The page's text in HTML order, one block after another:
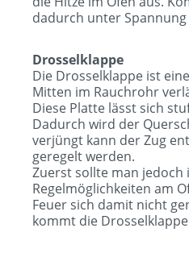
dadurch unter Spannung
Drosselklappe
Die Drosselklappe ist
Mitten im Rauchrohr
Diese Platte lässt sich
Dadurch wird der
verjüngt kann der Zug
geregelt werden.
Zuerst sollte man jedoch
Regelmöglichkeiten am
Feuer sich damit nicht
kommt die